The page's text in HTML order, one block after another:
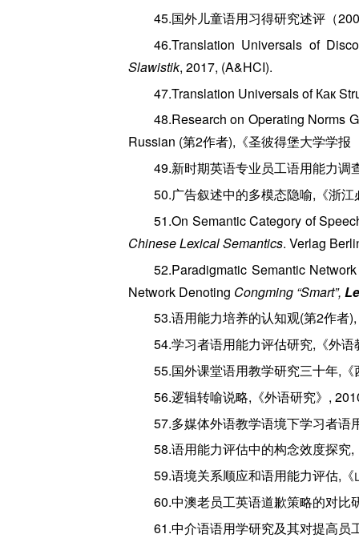
45.国外儿童语用习得研究述评（
46.Translation Universals of
Slawistik, 2017, (A&HCI).
47.Translation Universals of Как
48.Research on Operating Norms
Russian (第2作者),《圣彼得堡大学学
49.新时期英语专业员工语用能力调
50.广告叙述中的多模态隐喻,《浙
51.On Semantic Category of
Chinese Lexical Semantics. Verlag
52.Paradigmatic Semantic
Network Denoting Congming “Smart”,
53.语用能力培养的认知观(第2作者
54.学习者语用能力评估研究,《外
55.国外课堂语用教学研究三十年,
56.逻辑转喻说略,《外语研究》,
57.多媒体外语教学语境下学习者语
58.语用能力评估中的构念效度探究
59.语境关系顺应和语用能力评估,
60.中澳老员工英语道歉策略的对比
61.中介语语用学研究及其对提高员